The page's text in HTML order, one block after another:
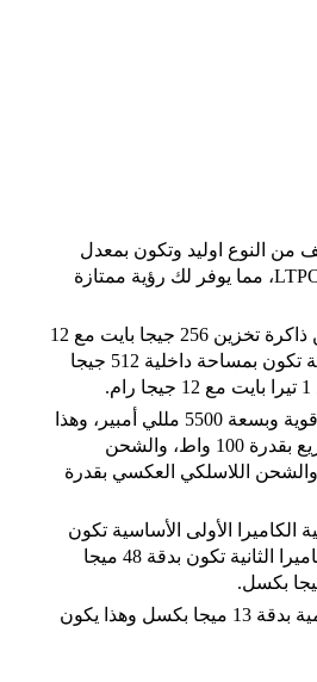
من النوع اوليد وتكون بمعدل
تحديث 120 هرتز وبتقنية LTPO، مما يوفر لك رؤية ممتازة
يتوفر هذا الهاتف بأكثر من ذاكرة تخزين 256 جيجا بايت مع 12
جيجا رام، أو النسخة الثانية تكون بمساحة داخلية 512 جيجا
البطارية الخاصة بالهاتف قوية وبسعة 5500 مللي أمبير، وهذا
الهاتف يدعم الشحن السريع بقدرة 100 واط، والشحن
بقدرة 80 واط، والشحن اللاسلكي العكسي بقدرة
الكاميرا الأولى الأساسية تكون
بدقة 50 ميجا بكسل، والكاميرا الثانية تكون بدقة 48 ميجا
أما بالنسبة للكاميرا الأمامية بدقة 13 ميجا بكسل وهذا يكون